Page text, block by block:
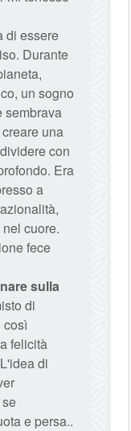
di essere
Durante
un sogno
sembrava
una
con
Era
a
cuore.
fece
sulla
di
così
felicità
di
e persa..